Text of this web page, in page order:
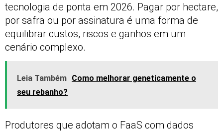
tecnologia de ponta em 2026. Pagar por hectare,
por safra ou por assinatura é uma forma de
equilibrar custos, riscos e ganhos em um
cenário complexo.
Leia Também Como melhorar geneticamente o
seu rebanho?
Produtores que adotam o FaaS com dados